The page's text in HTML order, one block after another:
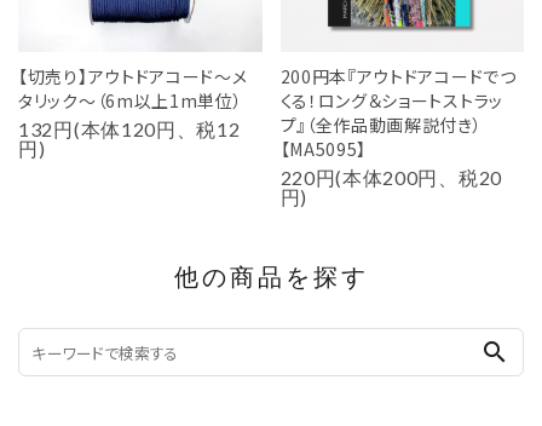
【切売り】アウトドアコード～メ
タリック～（6m以上1m単位）
132円(本体120円、税12
円)
200円本『アウトドアコードでつ
くる！ロング＆ショートストラッ
プ』（全作品動画解説付き）
【MA5095】
220円(本体200円、税20
円)
他の商品を探す
search